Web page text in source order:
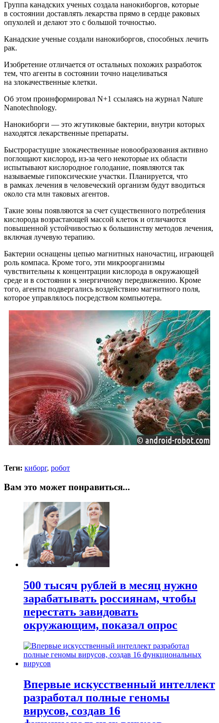
Группа канадских ученых создала нанокиборгов, которые
в состоянии доставлять лекарства прямо в сердце раковых
опухолей и делают это с большой точностью.
Канадские ученые создали нанокиборгов, способных лечить
рак.
Изобретение отличается от остальных похожих разработок
тем, что агенты в состоянии точно нацеливаться
на злокачественные клетки.
Об этом проинформировал N+1 ссылаясь на журнал Nature
Nanotechnology.
Нанокиборги — это жгутиковые бактерии, внутри которых
находятся лекарственные препараты.
Быстрорастущие злокачественные новообразования активно
поглощают кислород, из-за чего некоторые их области
испытывают кислородное голодание, появляются так
называемые гипоксические участки. Планируется, что
в рамках лечения в человеческий организм будут вводиться
около ста млн таковых агентов.
Такие зоны появляются за счет существенного потребления
кислорода возрастающей массой клеток и отличаются
повышенной устойчивостью к большинству методов лечения,
включая лучевую терапию.
Бактерии оснащены цепью магнитных наночастиц, играющей
роль компаса. Кроме того, эти микроорганизмы
чувствительны к концентрации кислорода в окружающей
среде и в состоянии к энергичному передвижению. Кроме
того, агенты подвергались воздействию магнитного поля,
которое управлялось посредством компьютера.
Теги: киборг, робот
Вам это может понравиться...
500 тысяч рублей в месяц нужно
зарабатывать россиянам, чтобы
перестать завидовать
окружающим, показал опрос
Впервые искусственный интеллект
разработал полные геномы
вирусов, создав 16